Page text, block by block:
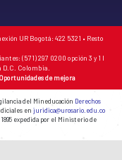
UR Bogotá: 422 5321 • Resto
(571) 297 0200 opción 3 y 1 I
D.C. Colombia.
Oportunidades de mejora
del Mineducación Derechos
en juridica@urosario.edu.co
expedida por el Ministerio de